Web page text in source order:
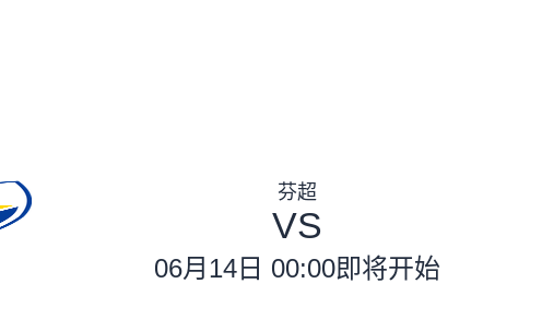
芬超
VS
06月14日 00:00即将开始